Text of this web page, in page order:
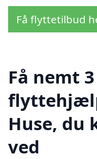
Få flyttetilbud
Få nemt
Huse, du
ved